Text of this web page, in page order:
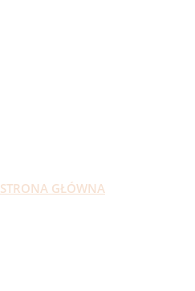
STRONA GŁÓWNA